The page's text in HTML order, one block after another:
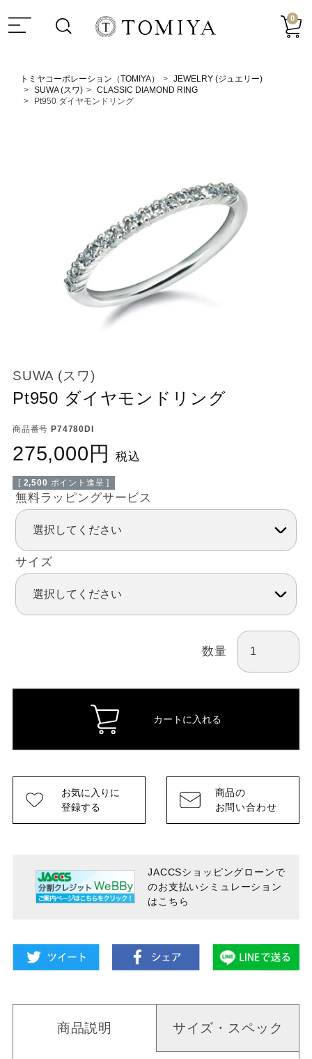
0
トミヤコーポレーション（TOMIYA）
JEWELRY (ジュエリー)
SUWA (スワ)
CLASSIC DIAMOND RING
Pt950 ダイヤモンドリング
SUWA (スワ)
Pt950 ダイヤモンドリング
商品番号 P74780DI
275,000 税込
[ 2,500 ポイント進呈 ]
無料ラッピングサービス
サイズ
数量
カートに入れる
お気に入りに
登録する
商品の
お問い合わせ
JACCSショッピングローンで
のお支払いシミュレーション
はこちら
商品説明 サイズ・スペック